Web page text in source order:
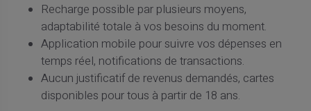
Recharge possible par plusieurs moyens,
adaptabilité totale à vos besoins du moment.
Application mobile pour suivre vos dépenses en
temps réel, notifications de transactions.
Aucun justificatif de revenus demandés, cartes
disponibles pour tous à partir de 18 ans.